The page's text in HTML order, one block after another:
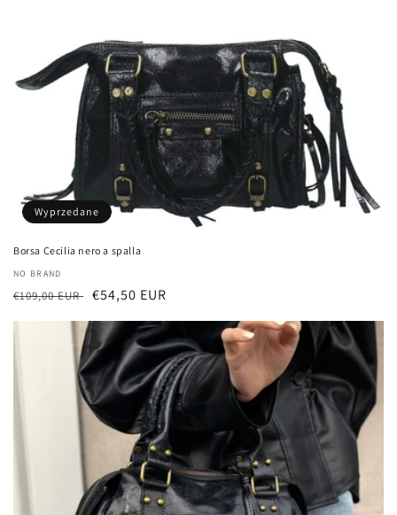
Wyprzedane
Borsa Cecilia nero a spalla
Dostawca:
NO BRAND
Cena
€109,00 EUR Cena
€54,50 EUR